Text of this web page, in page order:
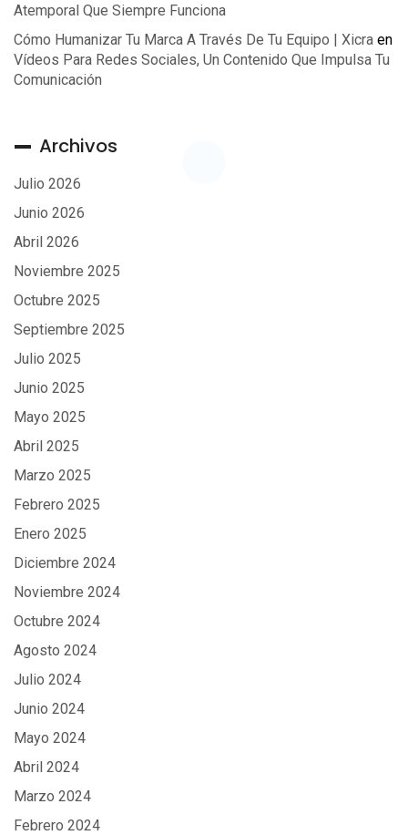
Atemporal Que Siempre Funciona
Cómo Humanizar Tu Marca A Través De Tu Equipo | Xicra en
Vídeos Para Redes Sociales, Un Contenido Que Impulsa Tu
Comunicación
Archivos
Julio 2026
Junio 2026
Abril 2026
Noviembre 2025
Octubre 2025
Septiembre 2025
Julio 2025
Junio 2025
Mayo 2025
Abril 2025
Marzo 2025
Febrero 2025
Enero 2025
Diciembre 2024
Noviembre 2024
Octubre 2024
Agosto 2024
Julio 2024
Junio 2024
Mayo 2024
Abril 2024
Marzo 2024
Febrero 2024